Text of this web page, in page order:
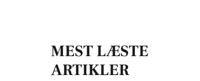
MEST LÆSTE
ARTIKLER